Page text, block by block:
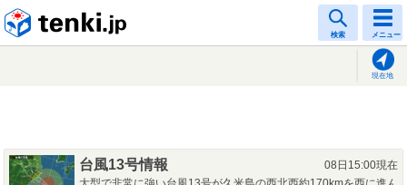
検索 メニュー
現在地
台風13号情報
08日15:00現在